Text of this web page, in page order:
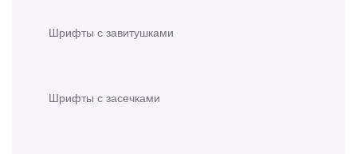
Шрифты с завитушками
Шрифты с засечками